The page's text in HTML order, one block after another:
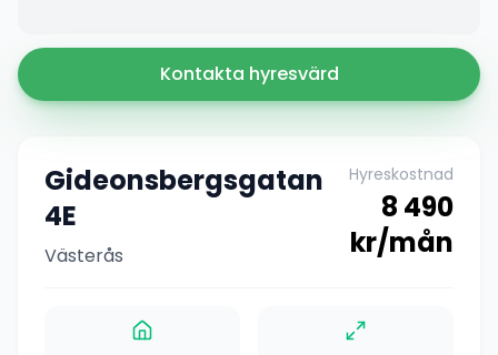
Kontakta hyresvärd
Gideonsbergsgatan
4E
Västerås
Hyreskostnad
8 490
kr/mån